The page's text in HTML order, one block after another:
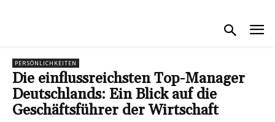
PERSÖNLICHKEITEN
Die einflussreichsten Top-Manager
Deutschlands: Ein Blick auf die
Geschäftsführer der Wirtschaft